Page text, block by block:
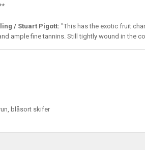
/ Stuart Pigott: "This has the exotic fruit
ample fine tannins. Still tightly wound in the
blåsort skifer